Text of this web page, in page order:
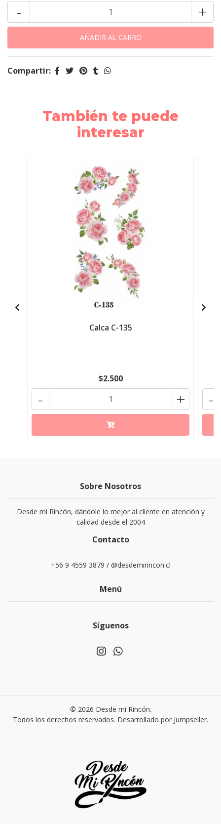
+
-
Compartir:
También te puede
interesar
Calca C-135
$2.500
+
- -
Sobre Nosotros
Desde mi Rincón, dándole lo mejor al cliente en atención y
calidad desde el 2004
Contacto
+56 9 4559 3879 / @desdemirincon.cl
Menú
Síguenos
© 2026 Desde mi Rincón.
Todos los derechos reservados. Desarrollado por Jumpseller.